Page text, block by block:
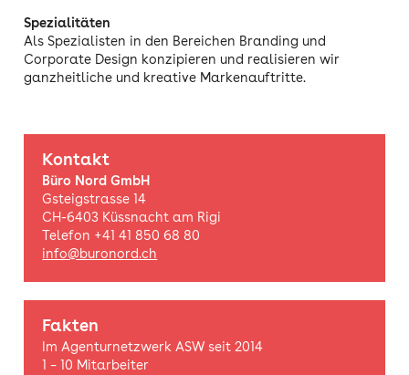
Spezialitäten
Als Spezialisten in den Bereichen Branding und
Corporate Design konzipieren und realisieren wir
ganzheitliche und kreative Markenauftritte.
Kontakt
Büro Nord GmbH
Gsteigstrasse 14
CH-6403 Küssnacht am Rigi
Telefon +41 41 850 68 80
info@buronord.ch
Fakten
Im Agenturnetzwerk ASW seit 2014
1 – 10 Mitarbeiter